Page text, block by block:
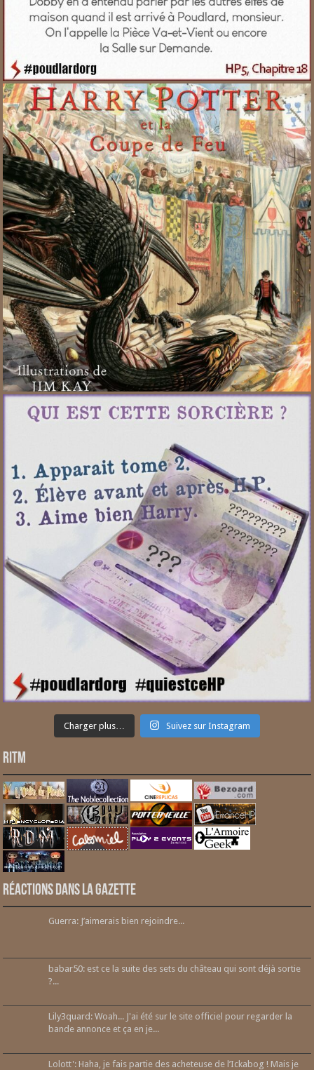
Charger plus… Suivez sur Instagram
RITM
Réactions dans la gazette
Guerra: J’aimerais bien rejoindre...
babar50: est ce la suite des sets du château qui sont déjà sortie
?...
Lily3quard: Woah... J'ai été sur le site officiel pour regarder la
bande annonce et ça en je...
Lolott': Haha, je fais partie des acheteuse de l’Ickabog ! Mais je